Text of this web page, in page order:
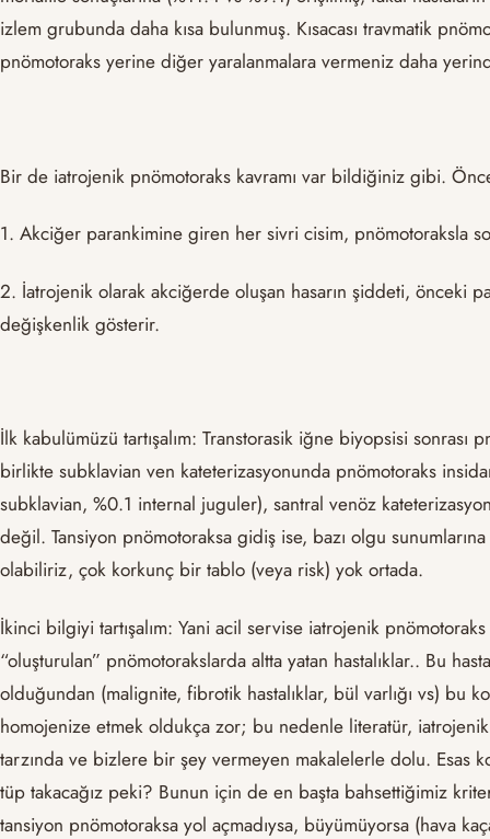
izlem grubunda daha kısa bulunmuş. Kısacası travmatik
pnömotoraks yerine diğer yaralanmalara vermeniz daha
Bir de iatrojenik pnömotoraks kavramı var bildiğiniz gibi.
1. Akciğer parankimine giren her sivri cisim, pnömotoraksla
2. İatrojenik olarak akciğerde oluşan hasarın şiddeti, önceki
değişkenlik gösterir.
İlk kabulümüzü tartışalım: Transtorasik iğne biyopsisi sonrası
birlikte subklavian ven kateterizasyonunda pnömotoraks
subklavian, %0.1 internal juguler), santral venöz
değil. Tansiyon pnömotoraksa gidiş ise, bazı olgu
olabiliriz, çok korkunç bir tablo (veya risk) yok ortada.
İkinci bilgiyi tartışalım: Yani acil servise iatrojenik
“oluşturulan” pnömotorakslarda altta yatan hastalıklar.. Bu
olduğundan (malignite, fibrotik hastalıklar, bül varlığı vs) bu
homojenize etmek oldukça zor; bu nedenle literatür, iatrojenik
tarzında ve bizlere bir şey vermeyen makalelerle dolu. Esas
tüp takacağız peki? Bunun için de en başta bahsettiğimiz
tansiyon pnömotoraksa yol açmadıysa, büyümüyorsa (hava